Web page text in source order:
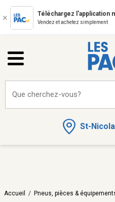
Téléchargez l'application
Vendez et achetez simplement
St-
Que cherchez-vous?
Accueil / Pneus, pièces &